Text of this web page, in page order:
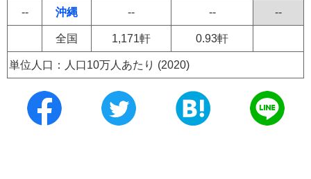
-- 沖縄 -- -- --
全国 1,171軒 0.93軒
単位人口：人口10万人あたり (2020)